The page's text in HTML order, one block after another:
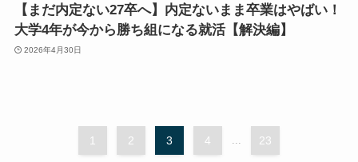
【まだ内定ない27卒へ】内定ないまま卒業はやばい！
大学4年が今から勝ち組になる就活【解決編】
2026年4月30日
1 2 3 4 ... 23